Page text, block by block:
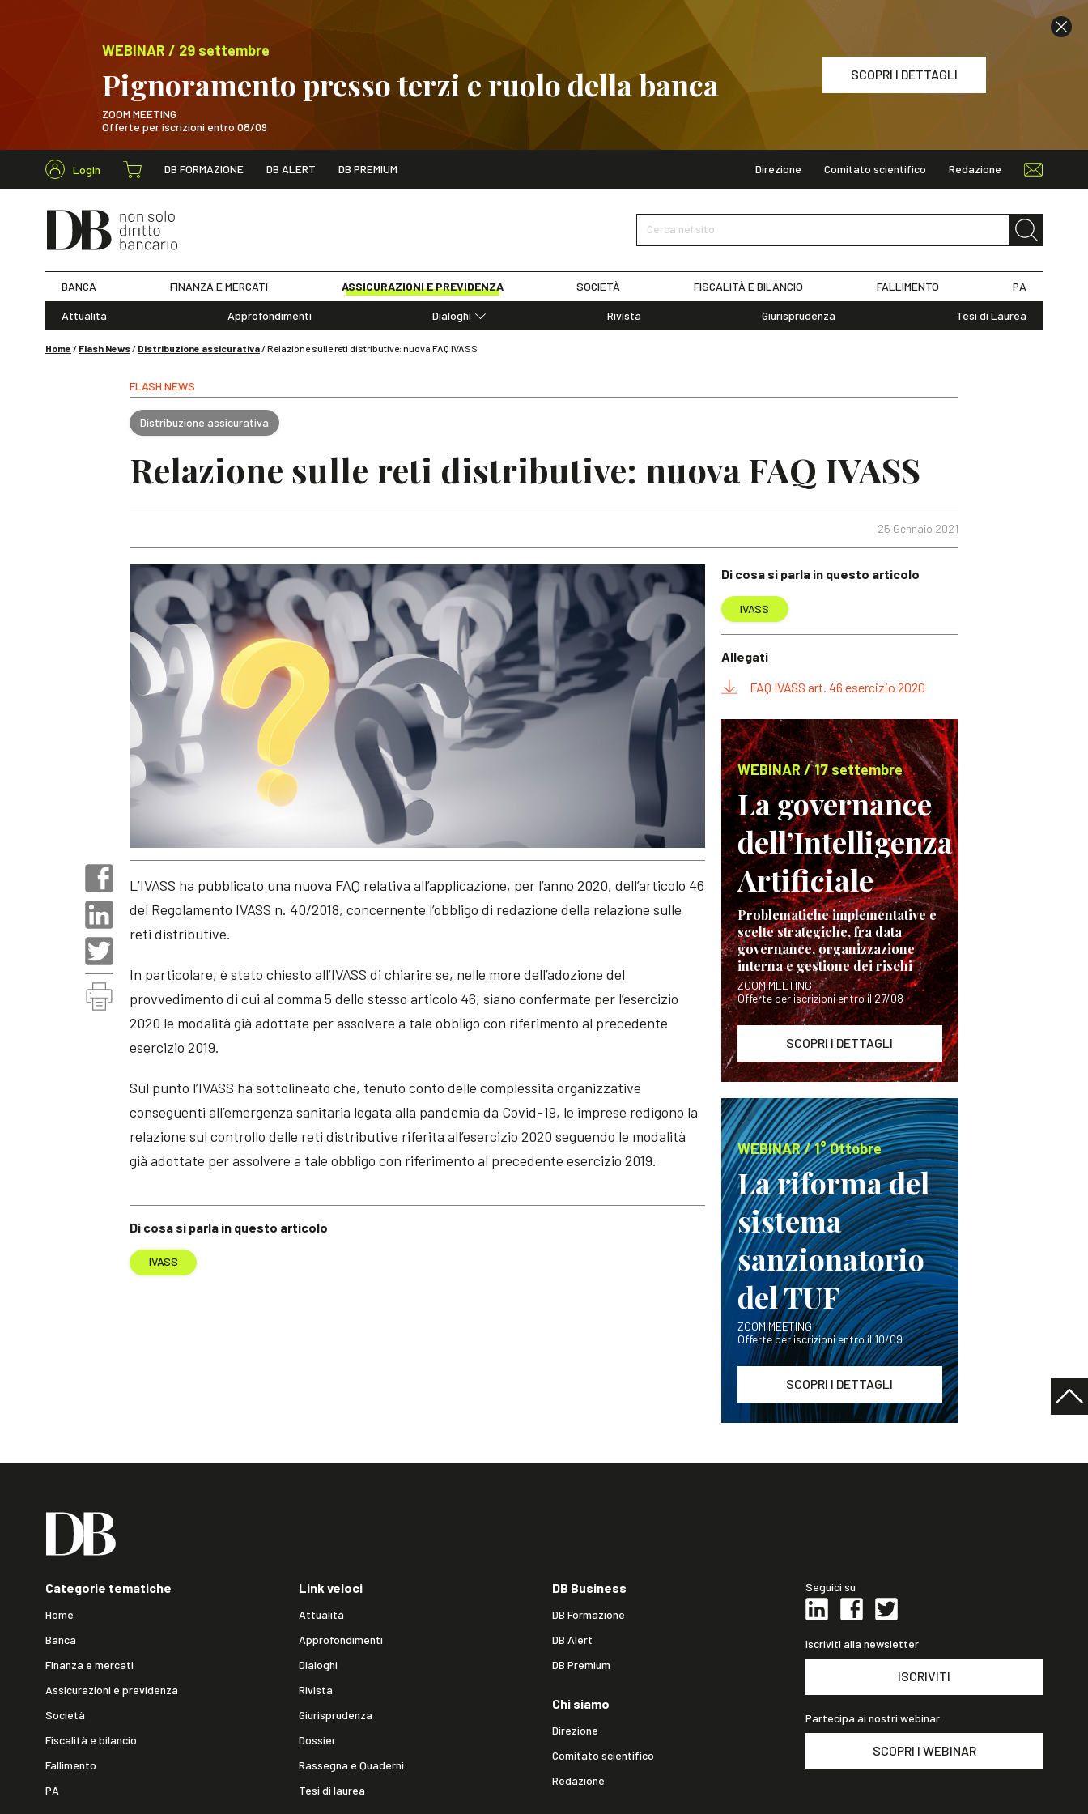
WEBINAR / 29 settembre
Pignoramento presso terzi e ruolo della banca
ZOOM MEETING
Offerte per iscrizioni entro 08/09
SCOPRI I DETTAGLI
WEBINAR / 29 settembre SCOPRI I DETTAGLI
Login DB FORMAZIONE DB ALERT DB PREMIUM Direzione Comitato scientifico Redazione
Cerca nel sito
Cerca nel sito
BANCA FINANZA E MERCATI ASSICURAZIONI E PREVIDENZA SOCIETÀ FISCALITÀ E BILANCIO FALLIMENTO PA
Attualità Approfondimenti
Dialoghi
Rivista Giurisprudenza Tesi di Laurea
Home / Flash News/ Distribuzione assicurativa/Relazione sulle reti distributive: nuova FAQ IVASS
FLASH NEWS
Distribuzione assicurativa
Relazione sulle reti distributive: nuova FAQ IVASS
25 Gennaio 2021
Di cosa si parla in questo articolo
IVASS
L’IVASS ha pubblicato una nuova FAQ relativa all’applicazione, per l’anno 2020, dell’articolo 46
del Regolamento IVASS n. 40/2018, concernente l’obbligo di redazione della relazione sulle
reti distributive.
In particolare, è stato chiesto all’IVASS di chiarire se, nelle more dell’adozione del
provvedimento di cui al comma 5 dello stesso articolo 46, siano confermate per l’esercizio
2020 le modalità già adottate per assolvere a tale obbligo con riferimento al precedente
esercizio 2019.
Sul punto l’IVASS ha sottolineato che, tenuto conto delle complessità organizzative
conseguenti all’emergenza sanitaria legata alla pandemia da Covid-19, le imprese redigono la
relazione sul controllo delle reti distributive riferita all’esercizio 2020 seguendo le modalità
già adottate per assolvere a tale obbligo con riferimento al precedente esercizio 2019.
Di cosa si parla in questo articolo
IVASS
Allegati
FAQ IVASS art. 46 esercizio 2020
WEBINAR / 17 settembre
La governance
dell’Intelligenza
Artificiale
Problematiche implementative e
scelte strategiche, fra data
governance, organizzazione
interna e gestione dei rischi
ZOOM MEETING
Offerte per iscrizioni entro il 27/08
SCOPRI I DETTAGLI
WEBINAR / 1° Ottobre
La riforma del
sistema
sanzionatorio
del TUF
ZOOM MEETING
Offerte per iscrizioni entro il 10/09
SCOPRI I DETTAGLI
Categorie tematiche
Home
Banca
Finanza e mercati
Assicurazioni e previdenza
Società
Fiscalità e bilancio
Fallimento
PA
Link veloci
Attualità
Approfondimenti
Dialoghi
Rivista
Giurisprudenza
Dossier
Rassegna e Quaderni
Tesi di laurea
DB Business
DB Formazione
DB Alert
DB Premium
Chi siamo
Direzione
Comitato scientifico
Redazione
Seguici su
Iscriviti alla newsletter
ISCRIVITI
Partecipa ai nostri webinar
SCOPRI I WEBINAR